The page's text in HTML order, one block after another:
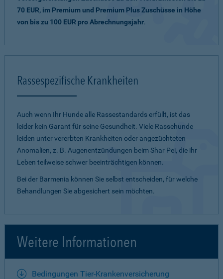
70 EUR, im Premium und Premium Plus Zuschüsse in Höhe
von bis zu 100 EUR pro Abrechnungsjahr.
Rassespezifische Krankheiten
Auch wenn Ihr Hunde alle Rassestandards erfüllt, ist das
leider kein Garant für seine Gesundheit. Viele Rassehunde
leiden unter vererbten Krankheiten oder angezüchteten
Anomalien, z. B. Augenentzündungen beim Shar Pei, die ihr
Leben teilweise schwer beeinträchtigen können.
Bei der Barmenia können Sie selbst entscheiden, für welche
Behandlungen Sie abgesichert sein möchten.
Weitere Informationen
Bedingungen Tier-Krankenversicherung